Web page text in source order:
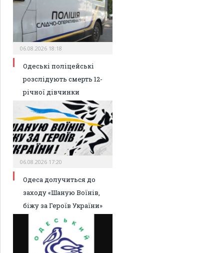
06.08.2026 18:18
Одеські поліцейські
розслідують смерть 12-
річної дівчинки
06.08.2026 17:20
Одеса долучиться до
заходу «Шаную Воїнів,
біжу за Героїв України»